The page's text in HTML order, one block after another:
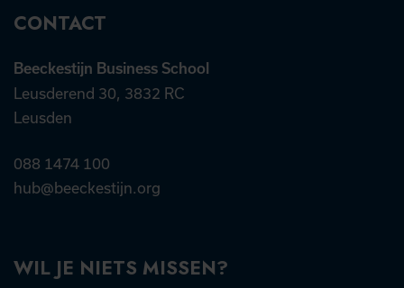
CONTACT
Beeckestijn Business School
Leusderend 30, 3832 RC
Leusden
088 1474 100
hub@beeckestijn.org
WIL JE NIETS MISSEN?